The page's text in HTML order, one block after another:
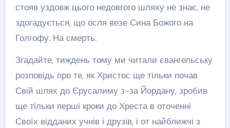
стояв уздовж цього недовгого шляху не знає, не
здогадується, що осля везе Сина Божого на
Голгофу. На смерть.
Згадайте, тиждень тому ми читали євангельську
розповідь про те, як Христос ще тільки почав
Свій шлях до Єрусалиму з-за Йордану, зробив
ще тільки перші кроки до Хреста в оточенні
Своїх відданих учнів і друзів, і от найближчі з